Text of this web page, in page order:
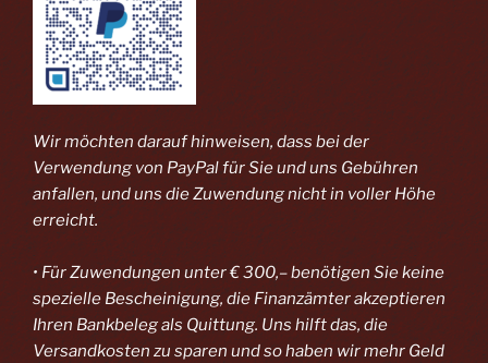
Wir möchten darauf hinweisen, dass bei der
Verwendung von PayPalfür Sie und uns Gebühren
anfallen, und uns die Zuwendung nicht in voller Höhe
erreicht.
• Für Zuwendungen unter € 300,– benötigen Sie keine
spezielle Bescheinigung, die Finanzämter akzeptieren
Ihren Bankbeleg als Quittung. Uns hilft das, die
Versandkosten zu sparen und so haben wir mehr Geld